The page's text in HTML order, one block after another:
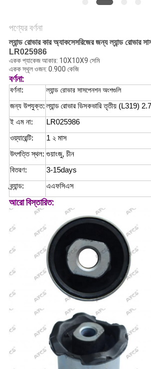
গোপনীয়তা
নীতি
পণ্যের বর্ণনা
ল্যান্ড রোভার কার অ্যাকসেসরিজের জন্য ল্যান্ড রোভার
LR025986
একক প্যাকেজ আকার: 10X10X9 সেমি
একক স্থূল ওজন: 0.900 কেজি
বর্ণনা:
বর্ণনা: ল্যান্ড রোভার সাসপেনশন অংশগুলি
জন্য উপযুক্ত: ল্যান্ড রোভার ডিসকভারি তৃতীয় (L319)
ই এম না:
LR025986
ওয়্যারেন্টি:
1 ২ মাস
উৎপত্তি স্থল: গুয়াংজু, চীন
বিতরণ:
3-15days
ব্র্যান্ড:
এএফসিএস
আরো বিস্তারিত: